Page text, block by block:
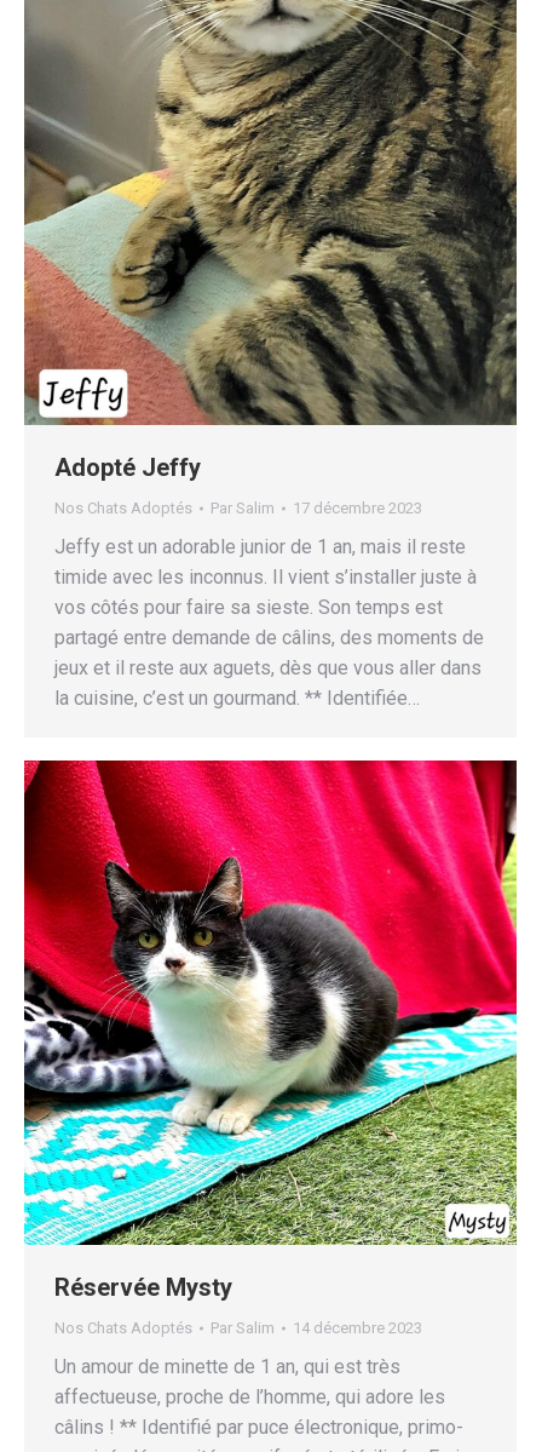
Adopté Jeffy
Nos Chats Adoptés Par Salim 17 décembre 2023
Jeffy est un adorable junior de 1 an, mais il reste
timide avec les inconnus. Il vient s’installer juste à
vos côtés pour faire sa sieste. Son temps est
partagé entre demande de câlins, des moments de
jeux et il reste aux aguets, dès que vous aller dans
la cuisine, c’est un gourmand. ** Identifiée…
Réservée Mysty
Nos Chats Adoptés Par Salim 14 décembre 2023
Un amour de minette de 1 an, qui est très
affectueuse, proche de l’homme, qui adore les
câlins ! ** Identifié par puce électronique, primo-